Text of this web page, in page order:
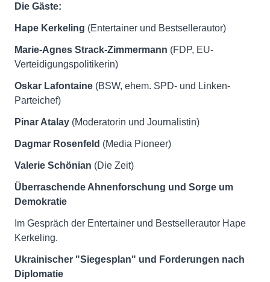
Die Gäste:
Hape Kerkeling (Entertainer und Bestsellerautor)
Marie-Agnes Strack-Zimmermann (FDP, EU-
Verteidigungspolitikerin)
Oskar Lafontaine (BSW, ehem. SPD- und Linken-
Parteichef)
Pinar Atalay (Moderatorin und Journalistin)
Dagmar Rosenfeld (Media Pioneer)
Valerie Schönian (Die Zeit)
Überraschende Ahnenforschung und Sorge um
Demokratie
Im Gespräch der Entertainer und Bestsellerautor Hape
Kerkeling.
Ukrainischer "Siegesplan" und Forderungen nach
Diplomatie